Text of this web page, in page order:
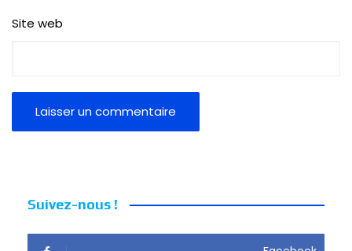
Site web
Suivez-nous !